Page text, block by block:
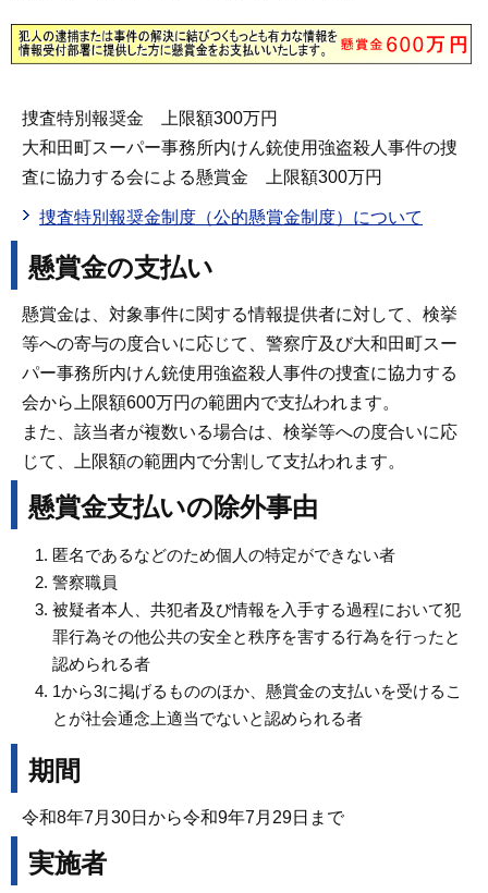
捜査特別報奨金 上限額300万円
大和田町スーパー事務所内けん銃使用強盗殺人事件の捜
査に協力する会による懸賞金 上限額300万円
捜査特別報奨金制度（公的懸賞金制度）について
懸賞金の支払い
懸賞金は、対象事件に関する情報提供者に対して、検挙
等への寄与の度合いに応じて、警察庁及び大和田町スー
パー事務所内けん銃使用強盗殺人事件の捜査に協力する
会から上限額600万円の範囲内で支払われます。
また、該当者が複数いる場合は、検挙等への度合いに応
じて、上限額の範囲内で分割して支払われます。
懸賞金支払いの除外事由
匿名であるなどのため個人の特定ができない者
警察職員
被疑者本人、共犯者及び情報を入手する過程において犯
罪行為その他公共の安全と秩序を害する行為を行ったと
認められる者
1から3に掲げるもののほか、懸賞金の支払いを受けるこ
とが社会通念上適当でないと認められる者
期間
令和8年7月30日から令和9年7月29日まで
実施者